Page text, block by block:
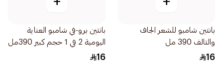
بانتين شامبو للشعر الجاف
والتالف 390 مل
16
بانتين برو-في شامبو العناية
اليومية 2 في 1 حجم كبير 390مل
16